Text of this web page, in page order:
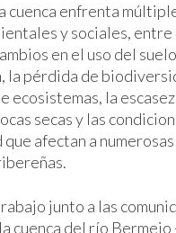
cuenca enfrenta
y sociales,
en el uso del
la pérdida de
ecosistemas, la
secas y las
afectan a numerosas